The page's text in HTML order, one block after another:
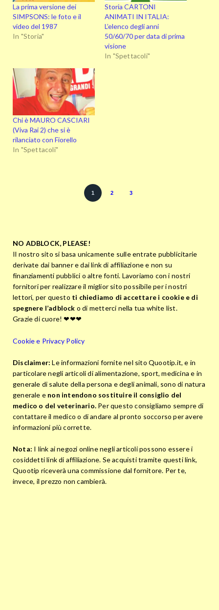
La prima versione dei
SIMPSONS: le foto e il
video del 1987
In "Storia"
Storia CARTONI
ANIMATI IN ITALIA:
L’elenco degli anni
50/60/70 per data di prima
visione
In "Spettacoli"
Chi è MAURO CASCIARI
(Viva Rai 2) che si è
rilanciato con Fiorello
In "Spettacoli"
1 2 3
NO ADBLOCK, PLEASE!
Il nostro sito si basa unicamente sulle entrate pubblicitarie
derivate dai banner e dai link di affiliazione e non su
finanziamenti pubblici o altre fonti. Lavoriamo con i nostri
fornitori per realizzare il miglior sito possibile per i nostri
lettori, per questo ti chiediamo di accettare i cookie e di
spegnere l’adblock o di metterci nella tua white list.
Grazie di cuore! ❤❤❤
Cookie e Privacy Policy
Disclaimer: Le informazioni fornite nel sito Quootip.it, e in
particolare negli articoli di alimentazione, sport, medicina e in
generale di salute della persona e degli animali, sono di natura
generale e non intendono sostituire il consiglio del
medico o del veterinario. Per questo consigliamo sempre di
contattare il medico o di andare al pronto soccorso per avere
informazioni più corrette.
Nota: I link ai negozi online negli articoli possono essere i
cosiddetti link di affiliazione. Se acquisti tramite questi link,
Quootip riceverà una commissione dal fornitore. Per te,
invece, il prezzo non cambierà.